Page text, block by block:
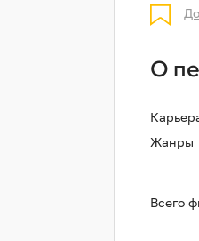
О
Жанры
Всего